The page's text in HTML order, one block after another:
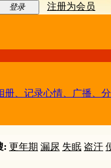
登录
注册为会员
册、记录心情、广播、
: 更年期 漏尿 失眠 盗汗